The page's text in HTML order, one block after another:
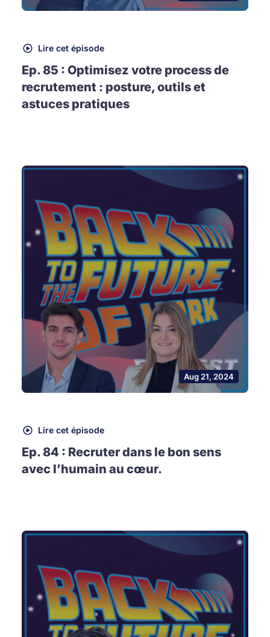
Lire cet épisode
Ep. 85 : Optimisez votre process de
recrutement : posture, outils et
astuces pratiques
Aug 21, 2024
Lire cet épisode
Ep. 84 : Recruter dans le bon sens
avec l’humain au cœur.